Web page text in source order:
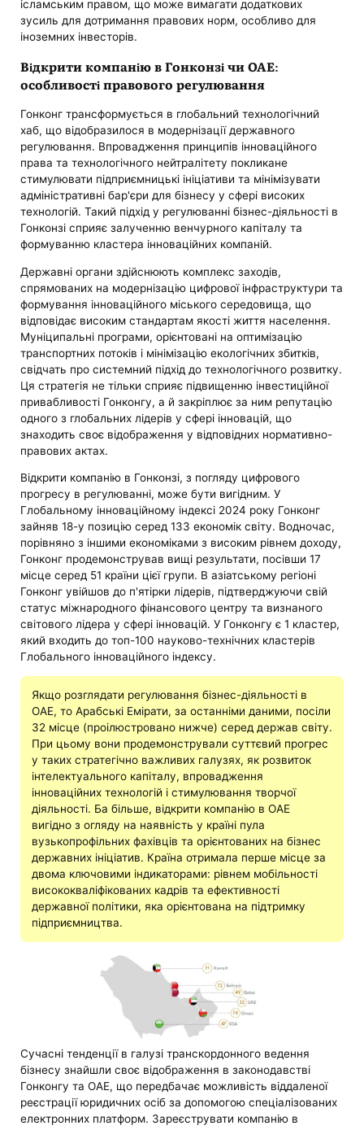
ісламським правом, що може вимагати додаткових
зусиль для дотримання правових норм, особливо для
іноземних інвесторів.
Відкрити компанію в Гонконзі чи ОАЕ:
особливості правового регулювання
Гонконг трансформується в глобальний технологічний
хаб, що відобразилося в модернізації державного
регулювання. Впровадження принципів інноваційного
права та технологічного нейтралітету покликане
стимулювати підприємницькі ініціативи та мінімізувати
адміністративні бар'єри для бізнесу у сфері високих
технологій. Такий підхід у регулюванні бізнес-діяльності в
Гонконзі сприяє залученню венчурного капіталу та
формуванню кластера інноваційних компаній.
Державні органи здійснюють комплекс заходів,
спрямованих на модернізацію цифрової інфраструктури та
формування інноваційного міського середовища, що
відповідає високим стандартам якості життя населення.
Муніципальні програми, орієнтовані на оптимізацію
транспортних потоків і мінімізацію екологічних збитків,
свідчать про системний підхід до технологічного розвитку.
Ця стратегія не тільки сприяє підвищенню інвестиційної
привабливості Гонконгу, а й закріплює за ним репутацію
одного з глобальних лідерів у сфері інновацій, що
знаходить своє відображення у відповідних нормативно-
правових актах.
Відкрити компанію в Гонконзі, з погляду цифрового
прогресу в регулюванні, може бути вигідним. У
Глобальному інноваційному індексі 2024 року Гонконг
зайняв 18-у позицію серед 133 економік світу. Водночас,
порівняно з іншими економіками з високим рівнем доходу,
Гонконг продемонстрував вищі результати, посівши 17
місце серед 51 країни цієї групи. В азіатському регіоні
Гонконг увійшов до п'ятірки лідерів, підтверджуючи свій
статус міжнародного фінансового центру та визнаного
світового лідера у сфері інновацій. У Гонконгу є 1 кластер,
який входить до топ-100 науково-технічних кластерів
Глобального інноваційного індексу.
Якщо розглядати регулювання бізнес-діяльності в
ОАЕ, то Арабські Емірати, за останніми даними, посіли
32 місце (проілюстровано нижче) серед держав світу.
При цьому вони продемонстрували суттєвий прогрес
у таких стратегічно важливих галузях, як розвиток
інтелектуального капіталу, впровадження
інноваційних технологій і стимулювання творчої
діяльності. Ба більше, відкрити компанію в ОАЕ
вигідно з огляду на наявність у країні пула
вузькопрофільних фахівців та орієнтованих на бізнес
державних ініціатив. Країна отримала перше місце за
двома ключовими індикаторами: рівнем мобільності
висококваліфікованих кадрів та ефективності
державної політики, яка орієнтована на підтримку
підприємництва.
Сучасні тенденції в галузі транскордонного ведення
бізнесу знайшли своє відображення в законодавстві
Гонконгу та ОАЕ, що передбачає можливість віддаленої
реєстрації юридичних осіб за допомогою спеціалізованих
електронних платформ. Зареєструвати компанію в